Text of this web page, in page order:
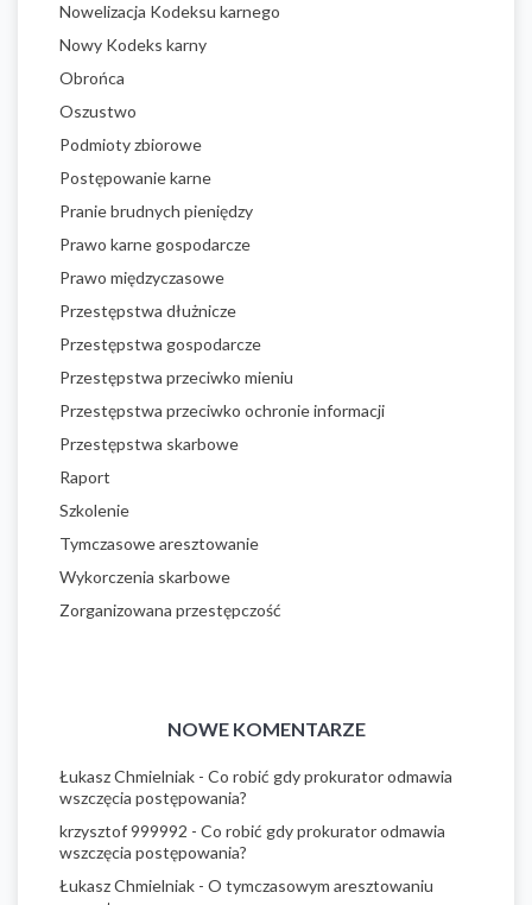
Nowelizacja Kodeksu karnego
Nowy Kodeks karny
Obrońca
Oszustwo
Podmioty zbiorowe
Postępowanie karne
Pranie brudnych pieniędzy
Prawo karne gospodarcze
Prawo międzyczasowe
Przestępstwa dłużnicze
Przestępstwa gospodarcze
Przestępstwa przeciwko mieniu
Przestępstwa przeciwko ochronie informacji
Przestępstwa skarbowe
Raport
Szkolenie
Tymczasowe aresztowanie
Wykorczenia skarbowe
Zorganizowana przestępczość
NOWE KOMENTARZE
Łukasz Chmielniak - Co robić gdy prokurator odmawia
wszczęcia postępowania?
krzysztof 999992 - Co robić gdy prokurator odmawia
wszczęcia postępowania?
Łukasz Chmielniak - O tymczasowym aresztowaniu